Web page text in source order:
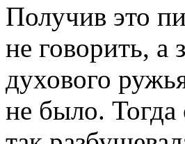
Получив это
не говорить, а
духового
не было. Тогда